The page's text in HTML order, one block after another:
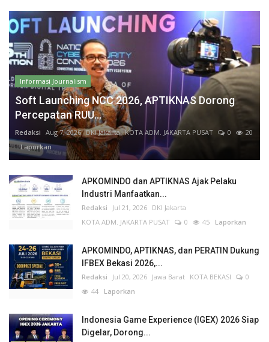
Informasi Journalism
Soft Launching NCC 2026, APTIKNAS Dorong
Percepatan RUU...
Redaksi Aug 7, 2026 DKI Jakarta KOTA ADM. JAKARTA PUSAT 0
20
Laporkan
APKOMINDO dan APTIKNAS Ajak Pelaku
Industri Manfaatkan...
Redaksi Jul 21, 2026 DKI Jakarta
KOTA ADM. JAKARTA PUSAT
0 45 Laporkan
APKOMINDO, APTIKNAS, dan PERATIN Dukung
IFBEX Bekasi 2026,...
Redaksi Jul 20, 2026 Jawa Barat KOTA BEKASI
0
44 Laporkan
Indonesia Game Experience (IGEX) 2026 Siap
Digelar, Dorong...